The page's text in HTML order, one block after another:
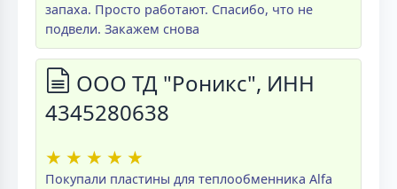
запаха. Просто работают. Спасибо, что не
подвели. Закажем снова
ООО ТД "Роникс", ИНН
4345280638
★ ★ ★ ★ ★
Покупали пластины для теплообменника Alfa